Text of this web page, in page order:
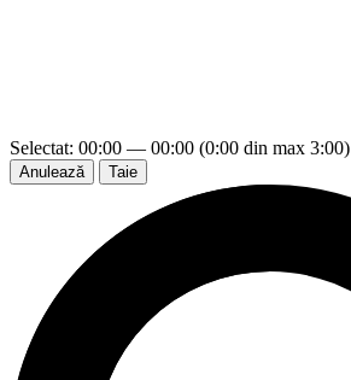
Selectat: 00:00 — 00:00 (0:00 din max 3:00)
Anulează Taie